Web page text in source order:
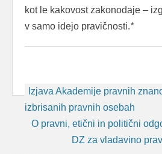
kot le kakovost zakonodaje –
v samo idejo pravičnosti.*
Post
navigation
Izjava Akademije pravnih
izbrisanih pravnih osebah
O pravni, etični in politični
DZ za vladavino